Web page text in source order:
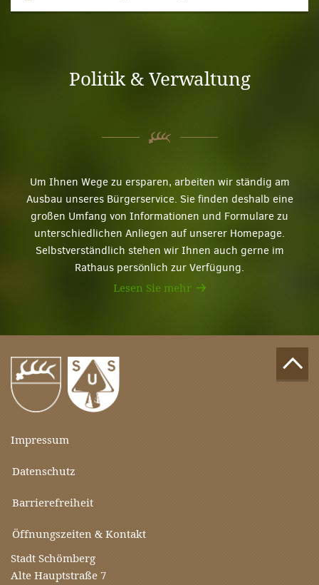
Politik & Verwaltung
Um Ihnen Wege zu ersparen, arbeiten wir ständig am
Ausbau unseres Bürgerservice. Sie finden deshalb eine
großen Umfang von Informationen und Formulare zu
unterschiedlichen Anliegen auf unserer Homepage.
Selbstverständlich stehen wir Ihnen auch gerne im
Rathaus persönlich zur Verfügung.
Lesen Sie mehr
Impressum
Datenschutz
Barrierefreiheit
Öffnungszeiten & Kontakt
Stadt Schömberg
Alte Hauptstraße 7